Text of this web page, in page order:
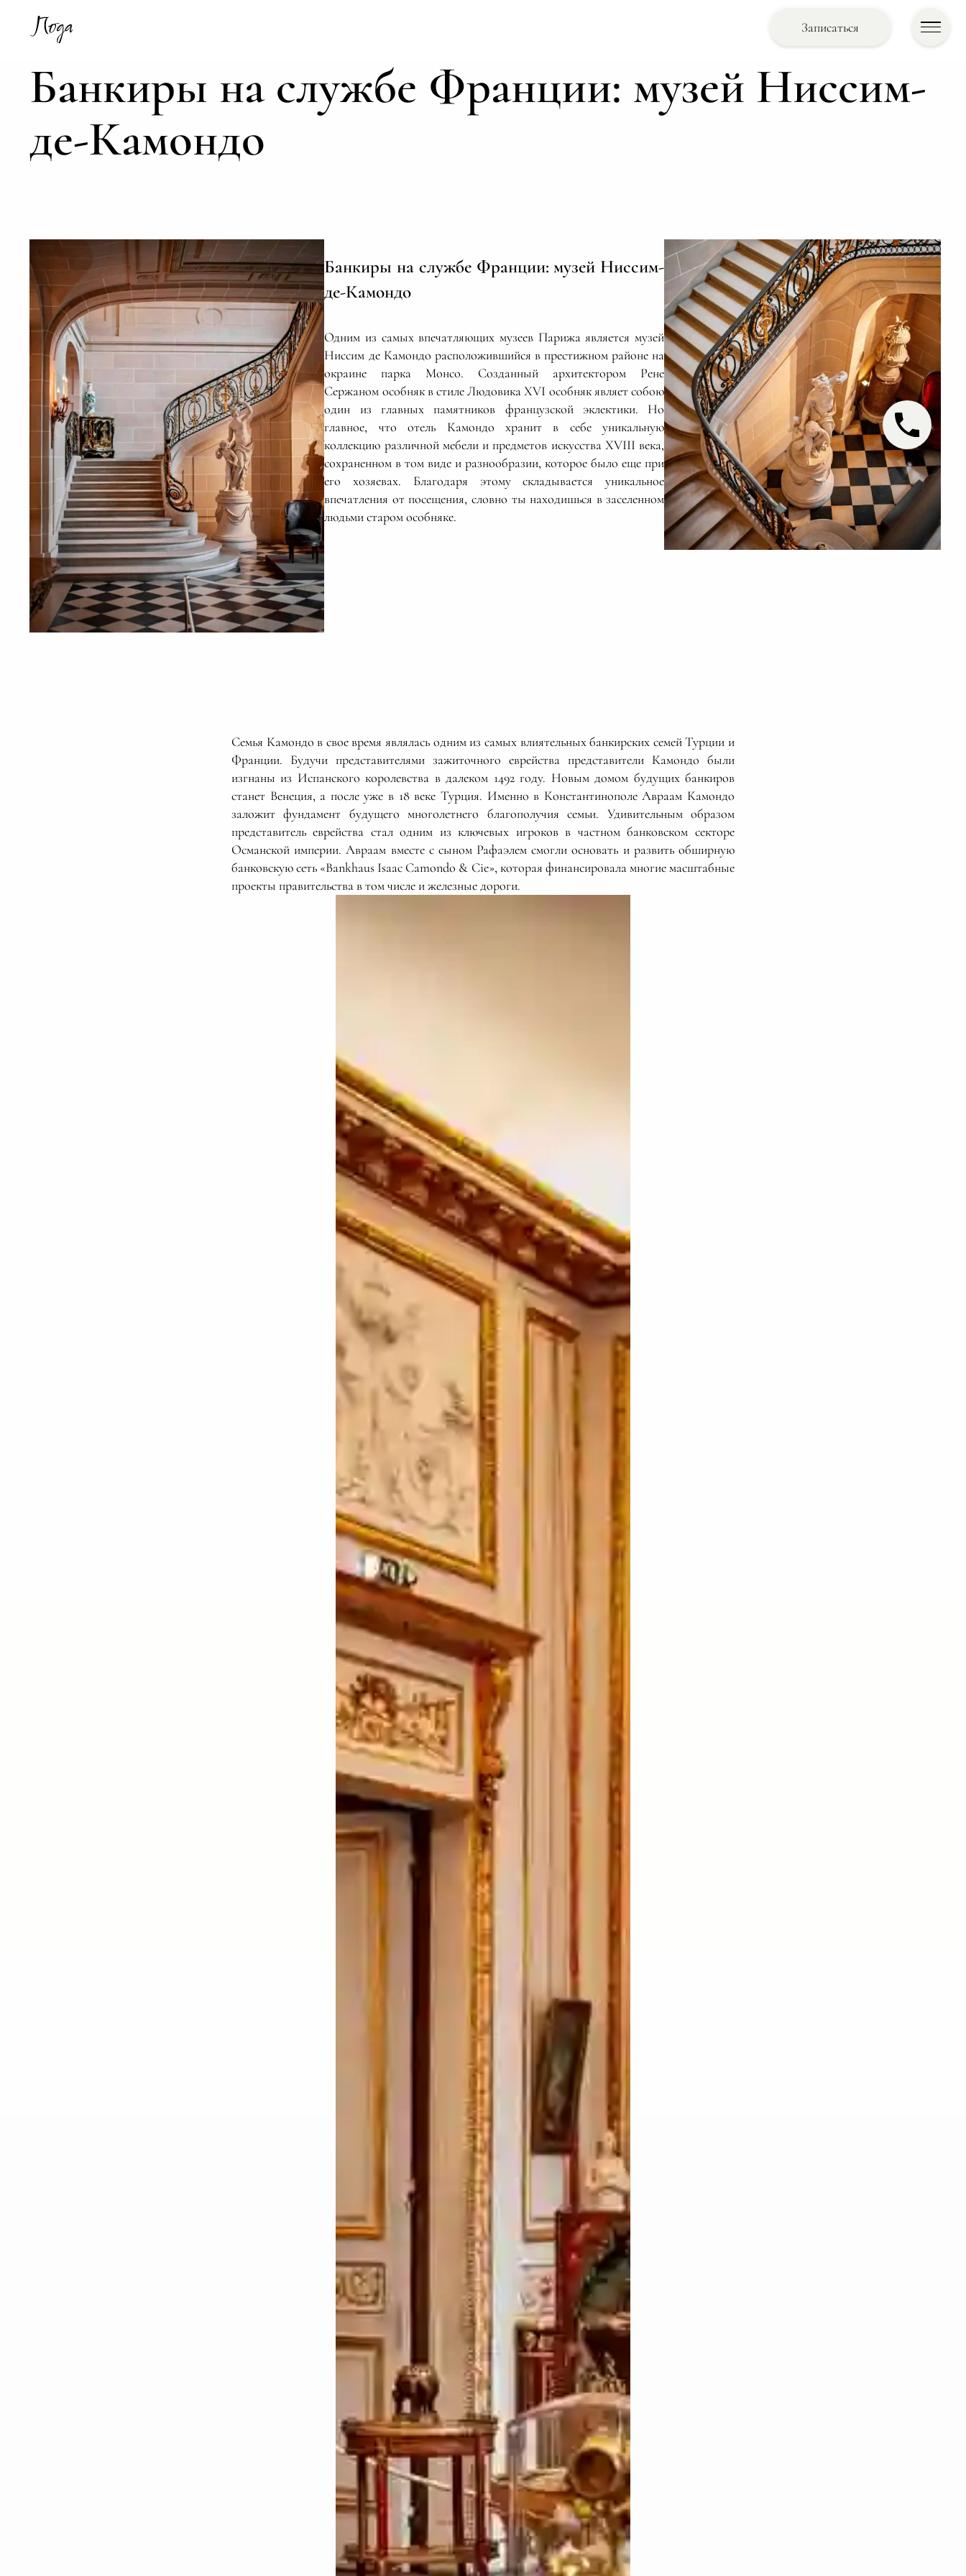
Записаться
Банкиры на службе Франции: музей Ниссим-
де-Камондо
Банкиры на службе Франции: музей Ниссим-
де-Камондо
Одним из самых впечатляющих музеев Парижа является музей
Ниссим де Камондо расположившийся в престижном районе на
окраине парка Монсо. Созданный архитектором Рене
Сержаном особняк в стиле Людовика XVI особняк являет собою
один из главных памятников французской эклектики. Но
главное, что отель Камондо хранит в себе уникальную
коллекцию различной мебели и предметов искусства XVIII века,
сохраненном в том виде и разнообразии, которое было еще при
его хозяевах. Благодаря этому складывается уникальное
впечатления от посещения, словно ты находишься в заселенном
людьми старом особняке.
Семья Камондо в свое время являлась одним из самых влиятельных банкирских семей Турции и
Франции. Будучи представителями зажиточного еврейства представители Камондо были
изгнаны из Испанского королевства в далеком 1492 году. Новым домом будущих банкиров
станет Венеция, а после уже в 18 веке Турция. Именно в Константинополе Авраам Камондо
заложит фундамент будущего многолетнего благополучия семьи. Удивительным образом
представитель еврейства стал одним из ключевых игроков в частном банковском секторе
Османской империи. Авраам вместе с сыном Рафаэлем смогли основать и развить обширную
банковскую сеть «Bankhaus Isaac Camondo & Cie», которая финансировала многие масштабные
проекты правительства в том числе и железные дороги.